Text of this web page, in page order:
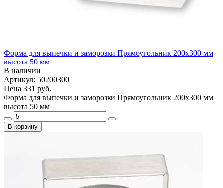
Форма для выпечки и заморозки Прямоугольник 200х300 мм
высота 50 мм
В наличии
Артикул: 50200300
Цена 331 руб.
Форма для выпечки и заморозки Прямоугольник 200х300 мм
высота 50 мм
В корзину